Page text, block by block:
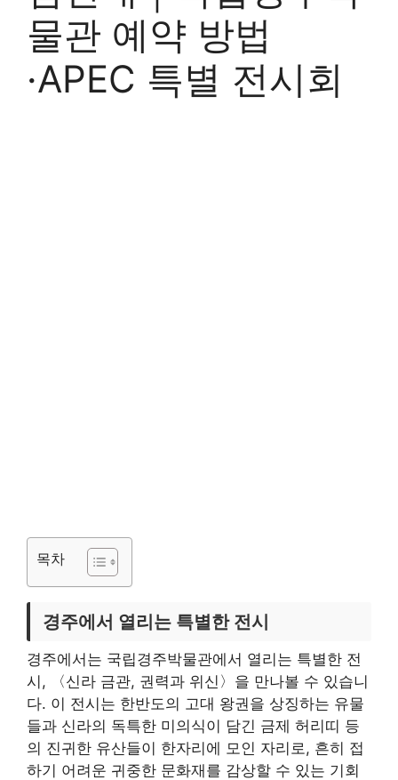
물관 예약 방법
·APEC 특별 전시회
목차
경주에서 열리는 특별한 전시
경주에서는 국립경주박물관에서 열리는 특별한 전
시, 〈신라 금관, 권력과 위신〉을 만나볼 수 있습니
다. 이 전시는 한반도의 고대 왕권을 상징하는 유물
들과 신라의 독특한 미의식이 담긴 금제 허리띠 등
의 진귀한 유산들이 한자리에 모인 자리로, 흔히 접
하기 어려운 귀중한 문화재를 감상할 수 있는 기회